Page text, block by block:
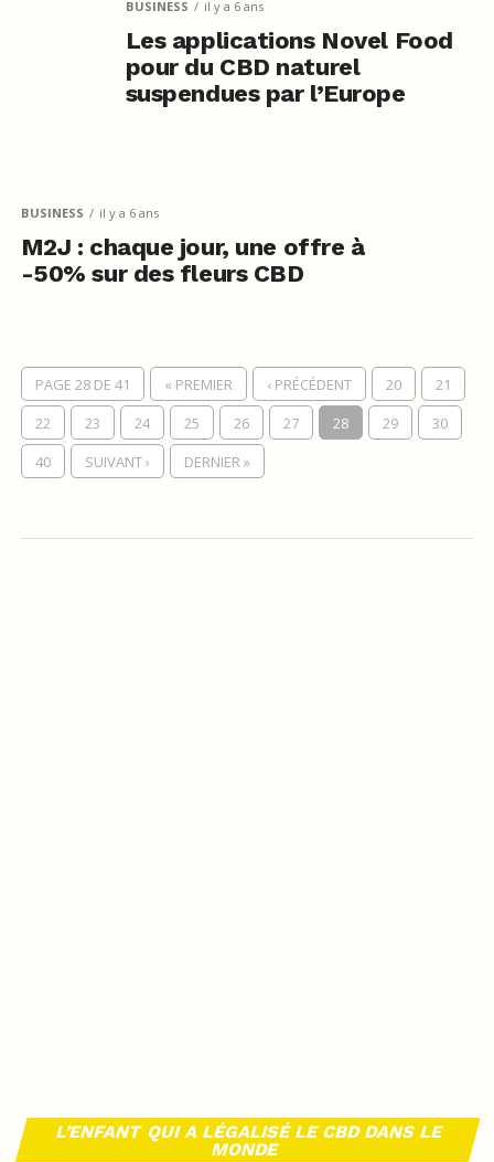
BUSINESS il y a 6 ans
Les applications Novel Food
pour du CBD naturel
suspendues par l’Europe
BUSINESS il y a 6 ans
M2J : chaque jour, une offre à
-50% sur des fleurs CBD
PAGE 28 DE 41 « PREMIER ‹ PRÉCÉDENT 20
21
22
23 24 25 26 27 28 29
30
40
SUIVANT › DERNIER »
L’ENFANT QUI A LÉGALISÉ LE CBD DANS LE
MONDE